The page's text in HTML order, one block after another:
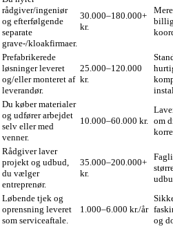
rådgiver/ingeniør
og efterfølgende
separate
grave-/kloakfirmaer.
30.000–180.000+
kr.
Prefabrikerede
løsninger leveret
og/eller monteret af
leverandør.
25.000–120.000
kr.
Du køber materialer
og udfører arbejdet
selv eller med
venner.
10.000–60.000 kr. om
Rådgiver laver
projekt og udbud,
du vælger
entreprenør.
35.000–200.000+
kr.
Løbende tjek og
oprensning leveret
som serviceaftale.
1.000–6.000 kr./år
og